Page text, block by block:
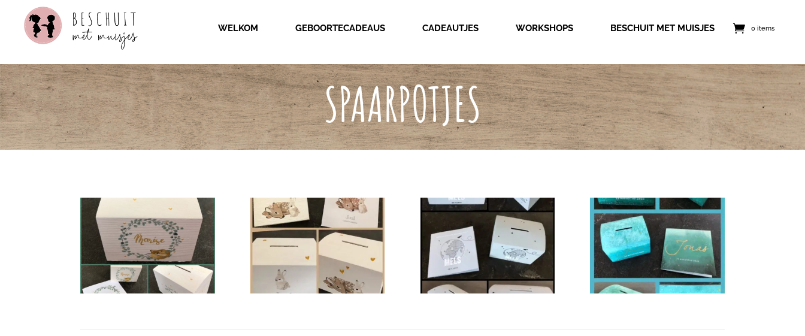
WELKOM GEBOORTECADEAUS CADEAUTJES WORKSHOPS BESCHUIT MET MUISJES 0 items
SPAARPOTJES